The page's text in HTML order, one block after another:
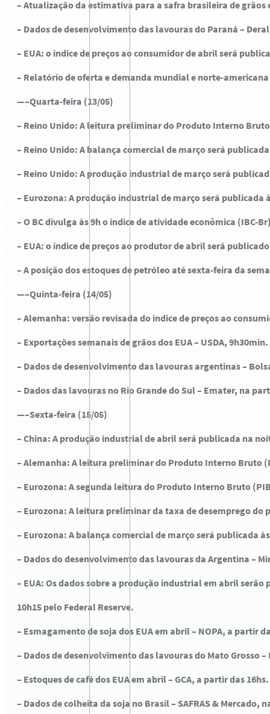
– Atualização da estimativa para a safra brasileira de grãos
– Dados de desenvolvimento das lavouras do Paraná –
– EUA: o índice de preços ao consumidor de abril será
– Relatório de oferta e demanda mundial e norte-americana
—–Quarta-feira (13/05)
– Reino Unido: A leitura preliminar do Produto Interno
– Reino Unido: A balança comercial de março será
– Reino Unido: A produção industrial de março será
– Eurozona: A produção industrial de março será publicada
– O BC divulga às 9h o índice de atividade econômica (IBC-
– EUA: o índice de preços ao produtor de abril será
– A posição dos estoques de petróleo até sexta-feira da
—–Quinta-feira (14/05)
– Alemanha: versão revisada do índice de preços ao
– Exportações semanais de grãos dos EUA – USDA, 9h30min.
– Dados de desenvolvimento das lavouras argentinas –
– Dados das lavouras no Rio Grande do Sul – Emater, na
—–Sexta-feira (15/05)
– China: A produção industrial de abril será publicada na
– Alemanha: A leitura preliminar do Produto Interno Bruto
– Eurozona: A segunda leitura do Produto Interno Bruto
– Eurozona: A leitura preliminar da taxa de desemprego
– Eurozona: A balança comercial de março será publicada
– Dados do desenvolvimento das lavouras da Argentina –
– EUA: Os dados sobre a produção industrial em abril serão
10h15 pelo Federal Reserve.
– Esmagamento de soja dos EUA em abril – NOPA, a partir
– Dados de desenvolvimento das lavouras do Mato Grosso
– Estoques de café dos EUA em abril – GCA, a partir das 16hs.
– Dados de colheita da soja no Brasil – SAFRAS & Mercado,